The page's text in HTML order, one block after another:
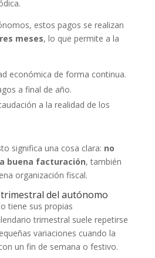
estos pagos se realizan
meses, lo que permite a la
económica de forma continua.
a final de año.
a la realidad de los
significa una cosa clara: no
buena facturación, también
organización fiscal.
trimestral del autónomo
tiene sus propias
trimestral suele repetirse
variaciones cuando la
un fin de semana o festivo.